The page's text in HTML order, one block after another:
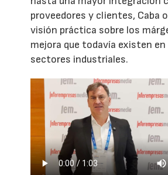
proveedores y clientes, Caba
visión práctica sobre los
mejora que todavía existen
sectores industriales.